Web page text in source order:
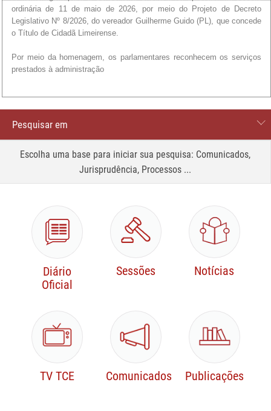
Pesquisar em
Processos
Comunicados
Jurisprudência
Legislação e normas
Escolha uma base para iniciar sua pesquisa: Comunicados,
Jurisprudência, Processos ...
Diário
Oficial
Sessões Notícias
TV TCE Comunicados Publicações